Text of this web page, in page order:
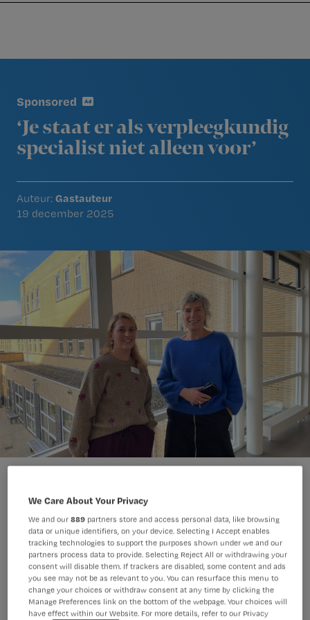
navigation
content
Nursing
Sponsored
‘Je staat er als verpleegkundig
specialist niet alleen voor’
Auteur: Gastauteur
19 december 2025
Bij GGz Centraal werken verpleegkundig specialisten
Dagmar Radelaar en Saskia Soeters elke dag met mensen
met complexe psychiatrische problematiek. Ze vertellen
hoe het is om zo dicht bij cliënten te staan, waarom dit
werk zo betekenisvol is en wat hen motiveert.
GGz Centraal is op zoek naar een nieuwe verpleegkundig
We Care About Your Privacy
We and our889 partners store and access personal data, like browsing
data or unique identifiers, on your device. Selecting I Accept enables
tracking technologies to support the purposes shown under we and our
partners process data to provide. Selecting Reject All or withdrawing your
consent will disable them. If trackers are disabled, some content and ads
you see may not be as relevant to you. You can resurface this menu to
change your choices or withdraw consent at any time by clicking the
Manage Preferences link on the bottom of the webpage. Your choices will
have effect within our Website. For more details, refer to our Privacy